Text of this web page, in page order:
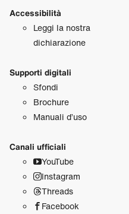
Accessibilità
Leggi la nostra
dichiarazione
Supporti digitali
Sfondi
Brochure
Manuali d’uso
Canali ufficiali
YouTube
Instagram
Threads
Facebook